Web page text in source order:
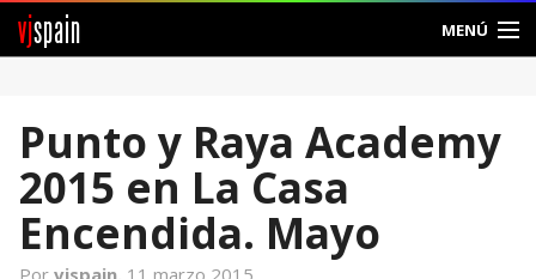
vjspain MENÚ
Foros
Noticias
Punto y Raya Academy
2015 en La Casa
Encendida. Mayo